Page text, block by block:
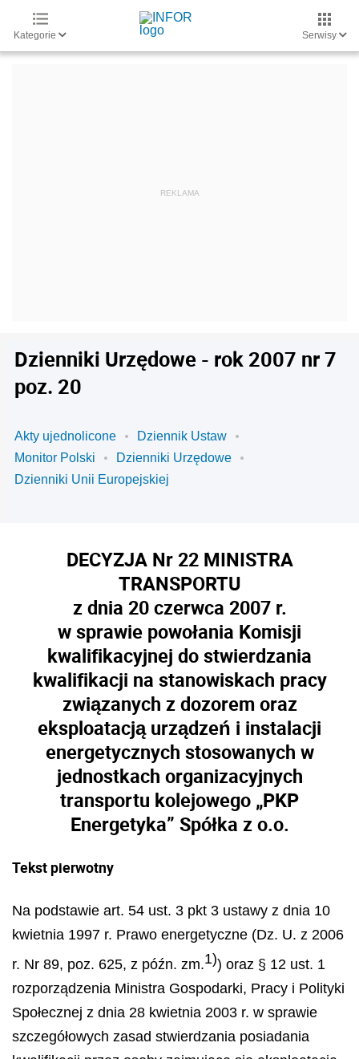
Kategorie Serwisy
Dzienniki Urzędowe - rok 2007 nr 7
poz. 20
Akty ujednolicone
Dziennik Ustaw
Monitor Polski
Dzienniki Urzędowe
Dzienniki Unii Europejskiej
DECYZJA Nr 22 MINISTRA
TRANSPORTU
z dnia 20 czerwca 2007 r.
w sprawie powołania Komisji
kwalifikacyjnej do stwierdzania
kwalifikacji na stanowiskach pracy
związanych z dozorem oraz
eksploatacją urządzeń i instalacji
energetycznych stosowanych w
jednostkach organizacyjnych
transportu kolejowego „PKP
Energetyka” Spółka z o.o.
Tekst pierwotny
Na podstawie art. 54 ust. 3 pkt 3 ustawy z dnia 10
kwietnia 1997 r. Prawo energetyczne (Dz. U. z 2006
r. Nr 89, poz. 625, z późn. zm.1)) oraz § 12 ust. 1
rozporządzenia Ministra Gospodarki, Pracy i Polityki
Społecznej z dnia 28 kwietnia 2003 r. w sprawie
szczegółowych zasad stwierdzania posiadania